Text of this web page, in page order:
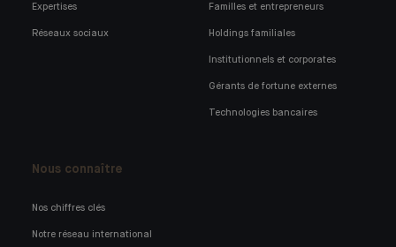
Expertises
Réseaux sociaux
Familles et entrepreneurs
Holdings familiales
Institutionnels et corporates
Gérants de fortune externes
Technologies bancaires
Nous connaître
Nos chiffres clés
Notre réseau international